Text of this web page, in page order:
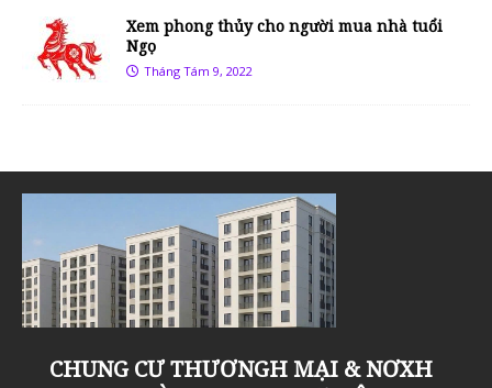
Xem phong thủy cho người mua nhà tuổi
Ngọ
Tháng Tám 9, 2022
CHUNG CƯ THƯƠNGH MẠI & NƠXH
Khu đô thị Thanh Hà Cienco 5 đón tin
KHU ĐÔ THỊ THANH HÀ, NHỮNG LÝ
Sân tập golf Thanh Hà Mường Thanh
Chung cư Thanh Hà Mường Thanh
Liền kề Thanh Hà Cienco 5 – “Dậy
Khu đô thị Thanh Hà Cienco 5, khu đô